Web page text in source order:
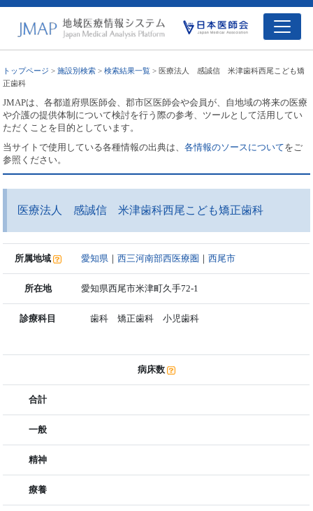
トップページ >施設別検索 >検索結果一覧 > 医療法人 感誠信 米津歯科西尾こども矯
正歯科
JMAPは、各都道府県医師会、郡市区医師会や会員が、自地域の将来の医療
や介護の提供体制について検討を行う際の参考、ツールとして活用してい
ただくことを目的としています。
当サイトで使用している各種情報の出典は、各情報のソースについてをご
参照ください。
医療法人 感誠信 米津歯科西尾こども矯正歯科
所属地域 愛知県 ｜西三河南部西医療圏 ｜西尾市
所在地 愛知県西尾市米津町久手72-1
診療科目 歯科 矯正歯科 小児歯科
病床数
合計
一般
精神
療養